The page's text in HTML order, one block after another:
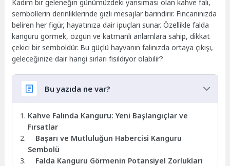
Kadim bir geleneğin günümüzdeki yansıması olan kahve falı,
sembollerin derinliklerinde gizli mesajlar barındırır. Fincanınızda
beliren her figür, hayatınıza dair ipuçları sunar. Özellikle falda
kanguru görmek, özgün ve katmanlı anlamlara sahip, dikkat
çekici bir semboldür. Bu güçlü hayvanın falınızda ortaya çıkışı,
geleceğinize dair hangi sırları fısıldıyor olabilir?
Bu yazıda ne var?
Kahve Falında Kanguru: Yeni Başlangıçlar ve
Fırsatlar
Başarı ve Mutluluğun Habercisi Kanguru
Sembolü
Falda Kanguru Görmenin Potansiyel Zorlukları